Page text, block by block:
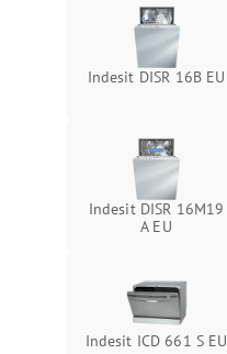
Indesit DISR 16B EU
Indesit DISR 16M19
A EU
Indesit ICD 661 S EU